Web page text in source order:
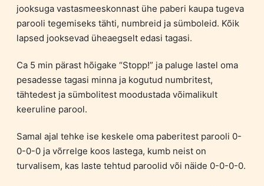
jooksuga vastasmeeskonnast ühe paberi kaupa tugeva
parooli tegemiseks tähti, numbreid ja sümboleid. Kõik
lapsed jooksevad üheaegselt edasi tagasi.
Ca 5 min pärast hõigake “Stopp!” ja paluge lastel oma
pesadesse tagasi minna ja kogutud numbritest,
tähtedest ja sümbolitest moodustada võimalikult
keeruline parool.
Samal ajal tehke ise keskele oma paberitest parooli 0-
0-0-0 ja võrrelge koos lastega, kumb neist on
turvalisem, kas laste tehtud paroolid või näide 0-0-0-0.